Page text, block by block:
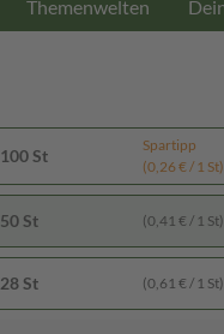
Themenwelten
100 St
Spartipp
(0,26 € / 1 St)
50 St (0,41 € / 1 St)
28 St (0,61 € / 1 St)